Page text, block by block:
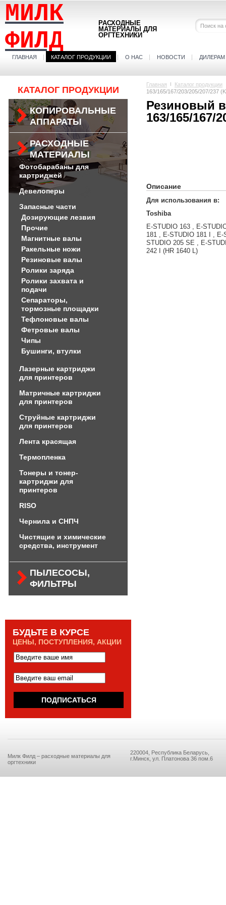
МИЛК
ФИЛД
РАСХОДНЫЕ
МАТЕРИАЛЫ ДЛЯ
ОРГТЕХНИКИ
ГЛАВНАЯ КАТАЛОГ ПРОДУКЦИИ О НАС НОВОСТИ ДИЛЕРАМ
КАТАЛОГ ПРОДУКЦИИ
КОПИРОВАЛЬНЫЕ
АППАРАТЫ
РАСХОДНЫЕ
МАТЕРИАЛЫ
Фотобарабаны для
картриджей
Девелоперы
Запасные части
Дозирующие лезвия
Прочие
Магнитные валы
Ракельные ножи
Резиновые валы
Ролики заряда
Ролики захвата и
подачи
Сепараторы,
тормозные площадки
Тефлоновые валы
Фетровые валы
Чипы
Бушинги, втулки
Лазерные картриджи
для принтеров
Матричные картриджи
для принтеров
Струйные картриджи
для принтеров
Лента красящая
Термопленка
Тонеры и тонер-
картриджи для
принтеров
RISO
Чернила и СНПЧ
Чистящие и химические
средства, инструмент
ПЫЛЕСОСЫ,
ФИЛЬТРЫ
БУДЬТЕ В КУРСЕ
ЦЕНЫ, ПОСТУПЛЕНИЯ, АКЦИИ
Главная
Каталог продукции
163/165/167/203/205/207/237
Резиновый
163/165/167/
Описание
Для использования в:
Toshiba
E-STUDIO 163 , E-
181 , E-STUDIO 181 I ,
STUDIO 205 SE , E-
242 I (HR 1640 L)
Милк Филд – расходные материалы для
оргтехники
220004, Республика Беларусь,
г.Минск, ул. Платонова 36 пом.6